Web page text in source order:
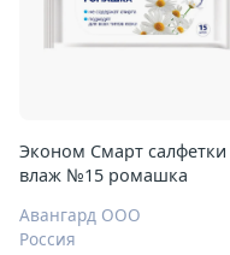
Эконом Смарт салфетки
влаж №15 ромашка
Авангард ООО
Россия